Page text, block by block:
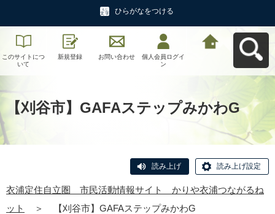
ひらがなをつける
このサイトにつ
いて
新規登録 お問い合わせ
個人会員ログイ
ン
【刈谷市】GAFAステップみかわG
読み上げ 読み上げ設定
衣浦定住自立圏 市民活動情報サイト かりや衣浦つながるね
ット
＞ 【刈谷市】GAFAステップみかわG